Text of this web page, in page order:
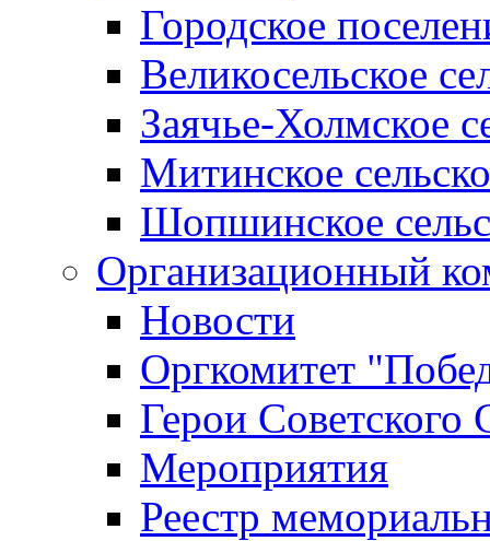
Городское
Великосельское
Заячье-Холмское
Митинское
Шопшинское
Организационный
Новости
Оргкомитет
Герои Советского
Мероприятия
Реестр